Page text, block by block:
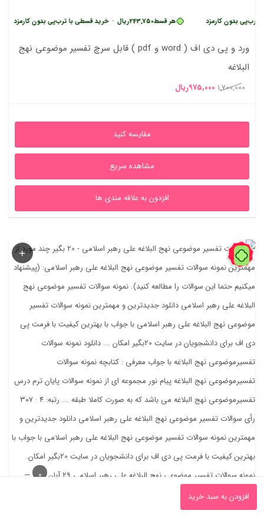
افزودن به سبد خرید
هر قسط243,750ریال • خرید قسطی با ترب‌پی بدون کارمزد کارمزد
ورد و پی دی اف ( word و pdf ) قابل سرچ تفسیر موضوعی نهج
البلاغه
1,700,000 قیمت
1,700,000ریال
975,000ریال
975,000ریال
مقایسه کنید
مشاهده سریع
افزدون به علاقه مندی ها
71%
0